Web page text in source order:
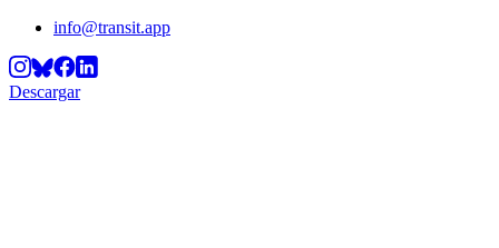
info@transit.app
Descargar